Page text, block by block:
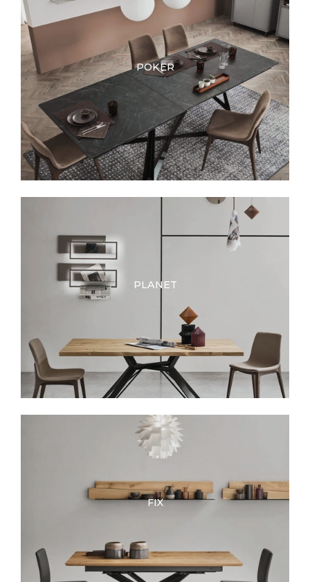
POKER
PLANET
FIX